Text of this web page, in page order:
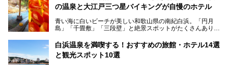
ンチに人気のお食事処メニューも紹介しちゃいます！
の温泉と大江戸三つ星バイキングが自慢のホテル
青い海に白いビーチが美しい和歌山県の南紀白浜。「円月
島」「千畳敷」「三段壁」と絶景スポットがたくさんありま
場する歴史の古さから日本三古湯の一つにも。
そんな「南紀白浜温泉」の「大江戸温泉物語Premium 白浜
白浜温泉を満喫する！おすすめの旅館・ホテル14選
と観光スポット10選